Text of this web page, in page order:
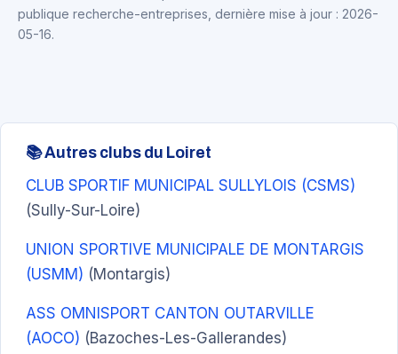
publique recherche-entreprises, dernière mise à jour : 2026-
05-16.
📚 Autres clubs du Loiret
CLUB SPORTIF MUNICIPAL SULLYLOIS (CSMS)
(Sully-Sur-Loire)
UNION SPORTIVE MUNICIPALE DE MONTARGIS
(USMM) (Montargis)
ASS OMNISPORT CANTON OUTARVILLE
(AOCO) (Bazoches-Les-Gallerandes)